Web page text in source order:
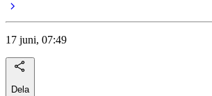
17 juni, 07:49
Dela